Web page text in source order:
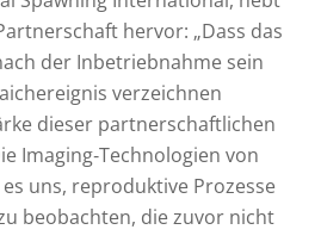
hervor: „Dass das
der Inbetriebnahme sein
verzeichnen
dieser partnerschaftlichen
Imaging‑Technologien von
uns, reproduktive Prozesse
beobachten, die zuvor nicht